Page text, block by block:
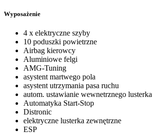
Wyposażenie
4 x elektryczne szyby
10 poduszki powietrzne
Airbag kierowcy
Aluminiowe felgi
AMG-Tuning
asystent martwego pola
asystent utrzymania pasa ruchu
autom. ustawianie wewnetrznego lusterka
Automatyka Start-Stop
Distronic
elektryczne lusterka zewnętrzne
ESP